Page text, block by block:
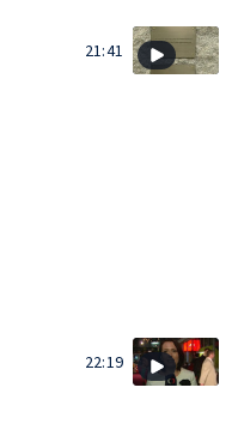
21:41
22:19